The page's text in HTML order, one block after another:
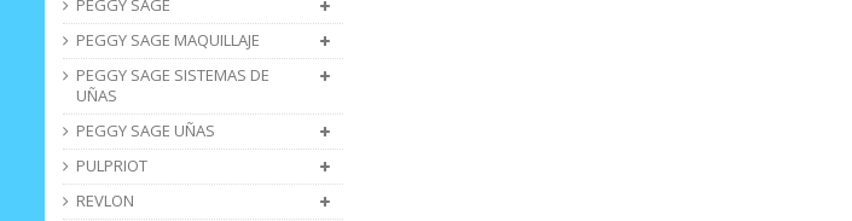
PEGGY SAGE
PEGGY SAGE MAQUILLAJE
PEGGY SAGE SISTEMAS DE
UÑAS
PEGGY SAGE UÑAS
PULPRIOT
REVLON